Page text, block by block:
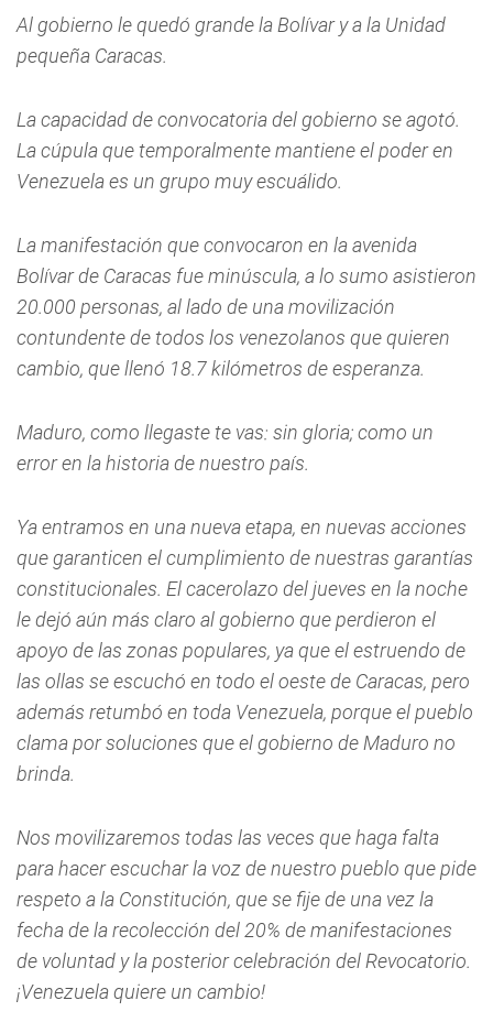
Al gobierno le quedó grande la Bolívar y a la Unidad
pequeña Caracas.
La capacidad de convocatoria del gobierno se agotó.
La cúpula que temporalmente mantiene el poder en
Venezuela es un grupo muy escuálido.
La manifestación que convocaron en la avenida
Bolívar de Caracas fue minúscula, a lo sumo asistieron
20.000 personas, al lado de una movilización
contundente de todos los venezolanos que quieren
cambio, que llenó 18.7 kilómetros de esperanza.
Maduro, como llegaste te vas: sin gloria; como un
error en la historia de nuestro país.
Ya entramos en una nueva etapa, en nuevas acciones
que garanticen el cumplimiento de nuestras garantías
constitucionales. El cacerolazo del jueves en la noche
le dejó aún más claro al gobierno que perdieron el
apoyo de las zonas populares, ya que el estruendo de
las ollas se escuchó en todo el oeste de Caracas, pero
además retumbó en toda Venezuela, porque el pueblo
clama por soluciones que el gobierno de Maduro no
brinda.
Nos movilizaremos todas las veces que haga falta
para hacer escuchar la voz de nuestro pueblo que pide
respeto a la Constitución, que se fije de una vez la
fecha de la recolección del 20% de manifestaciones
de voluntad y la posterior celebración del Revocatorio.
¡Venezuela quiere un cambio!